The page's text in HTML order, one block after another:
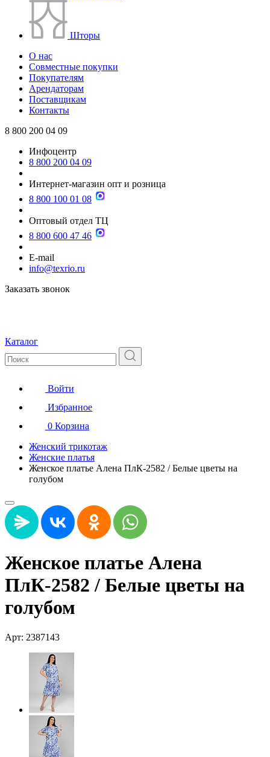
Шторы
О нас
Совместные покупки
Покупателям
Арендаторам
Поставщикам
Контакты
8 800 200 04 09
Инфоцентр
8 800 200 04 09
Интернет-магазин опт и розница
8 800 100 01 08
Оптовый отдел ТЦ
8 800 600 47 46
E-mail
info@texrio.ru
Заказать звонок
Каталог
Войти
Избранное
0 Корзина
Женский трикотаж
Женские платья
Женское платье Алена ПлК-2582 / Белые цветы на
голубом
Женское платье Алена
ПлК-2582 / Белые цветы на
голубом
Арт: 2387143